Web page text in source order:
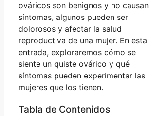
ováricos son benignos y no causan
síntomas, algunos pueden ser
dolorosos y afectar la salud
reproductiva de una mujer. En esta
entrada, exploraremos cómo se
siente un quiste ovárico y qué
síntomas pueden experimentar las
mujeres que los tienen.
Tabla de Contenidos